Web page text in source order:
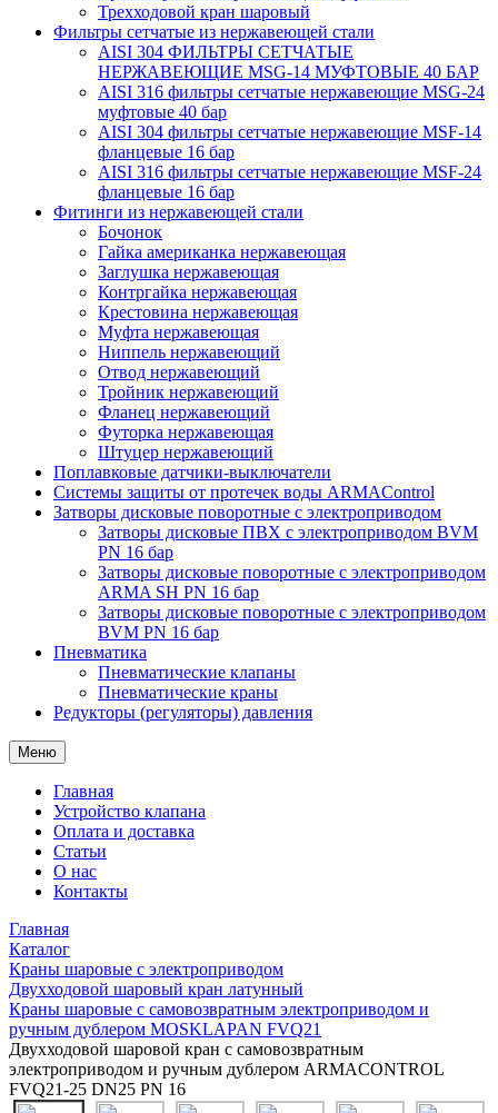
Трехходовой кран шаровый
Фильтры сетчатые из нержавеющей стали
AISI 304 ФИЛЬТРЫ СЕТЧАТЫЕ
НЕРЖАВЕЮЩИЕ MSG-14 МУФТОВЫЕ 40 БАР
AISI 316 фильтры сетчатые нержавеющие MSG-24
муфтовые 40 бар
AISI 304 фильтры сетчатые нержавеющие MSF-14
фланцевые 16 бар
AISI 316 фильтры сетчатые нержавеющие MSF-24
фланцевые 16 бар
Фитинги из нержавеющей стали
Бочонок
Гайка американка нержавеющая
Заглушка нержавеющая
Контргайка нержавеющая
Крестовина нержавеющая
Муфта нержавеющая
Ниппель нержавеющий
Отвод нержавеющий
Тройник нержавеющий
Фланец нержавеющий
Футорка нержавеющая
Штуцер нержавеющий
Поплавковые датчики-выключатели
Системы защиты от протечек воды ARMAControl
Затворы дисковые поворотные с электроприводом
Затворы дисковые ПВХ с электроприводом BVM
PN 16 бар
Затворы дисковые поворотные с электроприводом
ARMA SH PN 16 бар
Затворы дисковые поворотные с электроприводом
BVM PN 16 бар
Пневматика
Пневматические клапаны
Пневматические краны
Редукторы (регуляторы) давления
Меню
Главная
Устройство клапана
Оплата и доставка
Статьи
О нас
Контакты
Главная
Каталог
Краны шаровые с электроприводом
Двухходовой шаровый кран латунный
Краны шаровые с самовозвратным электроприводом и
ручным дублером MOSKLAPAN FVQ21
Двухходовой шаровой кран с самовозвратным
электроприводом и ручным дублером ARMACONTROL
FVQ21-25 DN25 PN 16